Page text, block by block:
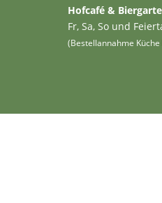
Hofcafé &
Fr, Sa, So und
(Bestellannahme Küche